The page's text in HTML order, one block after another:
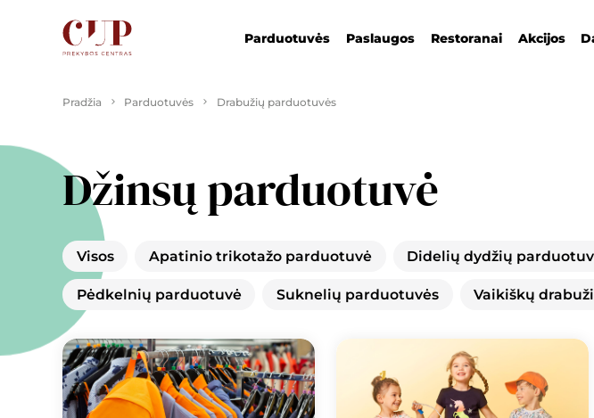
Parduotuvės Paslaugos Restoranai Akcijos
Pradžia Parduotuvės Drabužių parduotuvės
Džinsų parduotuvė
Visos Apatinio trikotažo parduotuvė Didelių dydžių
Pėdkelnių parduotuvė Suknelių parduotuvės Vaikiškų